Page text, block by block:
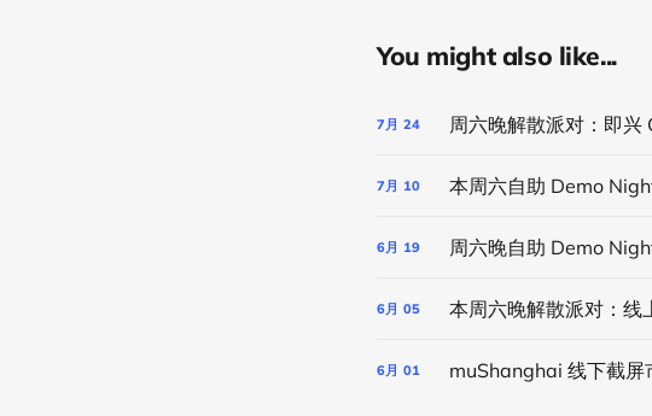
You might also like...
7月 24 周六晚解散派对：即
7月 10 本周六自助 Demo
6月 19
6月 05 本周六晚解散派对：线
6月 01 muShanghai 线下截屏